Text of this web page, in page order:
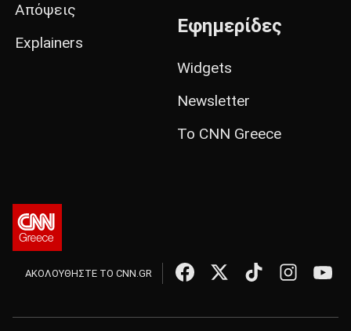
Απόψεις
Explainers
Εφημερίδες
Widgets
Newsletter
Το CNN Greece
ΑΚΟΛΟΥΘΗΣΤΕ ΤΟ CNN.GR